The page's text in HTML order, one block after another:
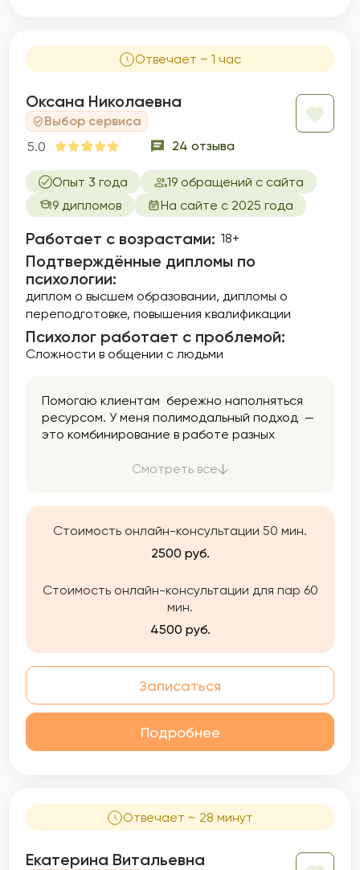
механизмы волевыми усилиями, терпением,
стараниями, но другие способы в обычной
Отвечает ~ 1 час
Оксана Николаевна
Выбор сервиса
5.0
24 отзыва
Опыт 3 года
19 обращений с сайта
9 дипломов
На сайте с 2025 года
Работает с возрастами: 18+
Подтверждённые дипломы по
психологии:
диплом о высшем образовании дипломы о
переподготовке повышения квалификации
Психолог работает с проблемой:
Сложности в общении с людьми
Помогаю клиентам бережно наполняться
ресурсом. У меня полимодальный подход —
это комбинирование в работе разных
только проверенные методики. Помогаю
на автопилоте.
Смотреть все
Стоимость онлайн-консультации 50 мин.
2500 руб.
Стоимость онлайн-консультации для пар 60
мин.
4500 руб.
Записаться
Подробнее
Отвечает ~ 28 минут
Екатерина Витальевна